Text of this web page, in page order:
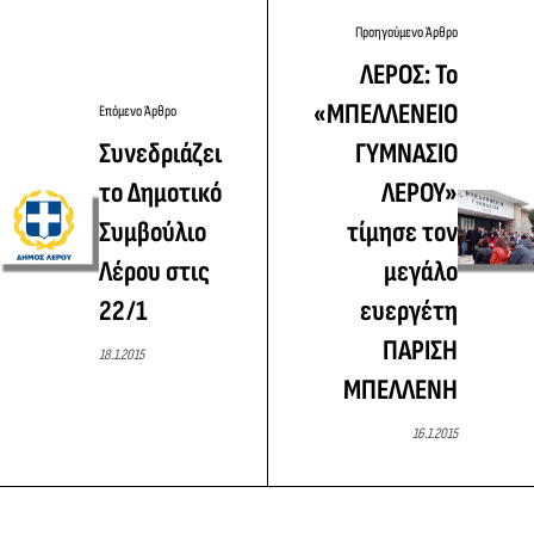
Επόμενο Άρθρο
Συνεδριάζει
το Δημοτικό
Συμβούλιο
Λέρου στις
22/1
18.1.2015
Προηγούμενο Άρθρο
ΛΕΡΟΣ: Το
«ΜΠΕΛΛΕΝΕΙΟ
ΓΥΜΝΑΣΙΟ
ΛΕΡΟΥ»
τίμησε τον
μεγάλο
ευεργέτη
ΠΑΡΙΣΗ
ΜΠΕΛΛΕΝΗ
16.1.2015